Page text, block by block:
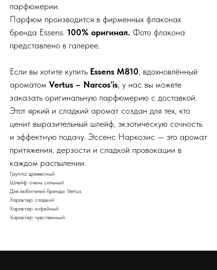
парфюмерии.
Парфюм производится в фирменных флаконах
бренда Essens. 100% оригинал. Фото флакона
представлено в галерее.
Если вы хотите купить Essens M810, вдохновлённый
ароматом Vertus – Narcos’is, у нас вы можете
заказать оригинальную парфюмерию с доставкой.
Этот яркий и сладкий аромат создан для тех, кто
ценит выразительный шлейф, экзотическую сочность
и эффектную подачу. Эссенс Наркозис — это аромат
притяжения, дерзости и сладкой провокации в
каждом распылении.
Группа: древесный
Шлейф: очень сильный
Для любителей бренда: Vertus
Характер: сладкий
Характер: кофейный
Характер: чувственный